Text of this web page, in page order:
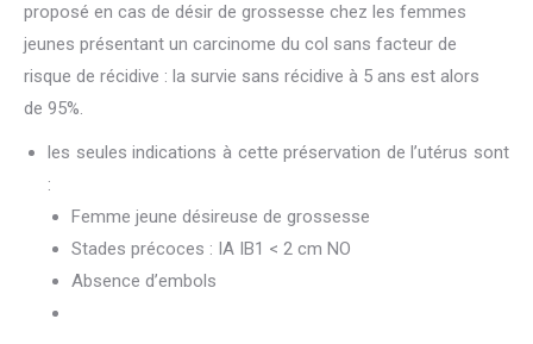
proposé en cas de désir de grossesse chez les femmes
jeunes présentant un carcinome du col sans facteur de
risque de récidive : la survie sans récidive à 5 ans est alors
de 95%.
les seules indications à cette préservation de l’utérus sont
:
Femme jeune désireuse de grossesse
Stades précoces : IA IB1 < 2 cm NO
Absence d’embols